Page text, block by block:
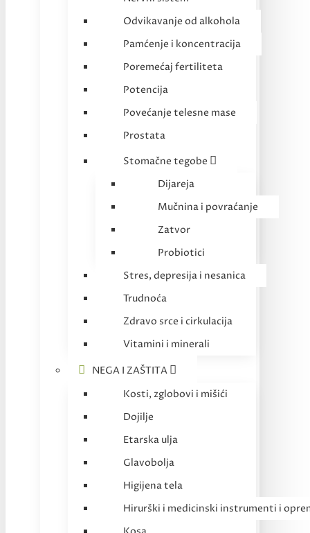
Odvikavanje od alkohola
Pamćenje i koncentracija
Poremećaj fertiliteta
Potencija
Povećanje telesne mase
Prostata
Stomačne tegobe
Dijareja
Mučnina i povraćanje
Zatvor
Probiotici
Stres, depresija i nesanica
Trudnoća
Zdravo srce i cirkulacija
Vitamini i minerali
NEGA I ZAŠTITA
Kosti, zglobovi i mišići
Dojilje
Etarska ulja
Glavobolja
Higijena tela
Hirurški i medicinski instrumenti i